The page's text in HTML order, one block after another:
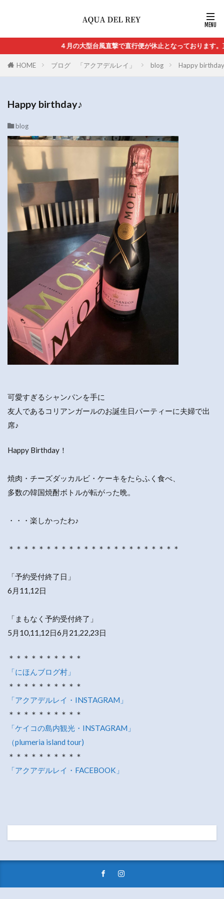
４月の大型台風直撃で直行便が休止となっております。
HOME ブログ 「アクアデルレイ」 blog Happy
Happy birthday♪
blog
可愛すぎるシャンパンを手に
友人であるコリアンガールのお誕生日パーティーに夫婦で出
席♪
Happy Birthday！
焼肉・チーズダッカルビ・ケーキをたらふく食べ、
多数の韓国焼酎ボトルが転がった晩。
・・・楽しかったわ♪
＊＊＊＊＊＊＊＊＊＊＊＊＊＊＊＊＊＊＊＊＊＊＊
「予約受付終了日」
6月11,12日
「まもなく予約受付終了」
5月10,11,12日6月21,22,23日
＊＊＊＊＊＊＊＊＊＊
「にほんブログ村」
＊＊＊＊＊＊＊＊＊＊
「アクアデルレイ・INSTAGRAM」
＊＊＊＊＊＊＊＊＊＊
「ケイコの島内観光・INSTAGRAM」
（plumeria island tour)
＊＊＊＊＊＊＊＊＊＊
「アクアデルレイ・FACEBOOK」